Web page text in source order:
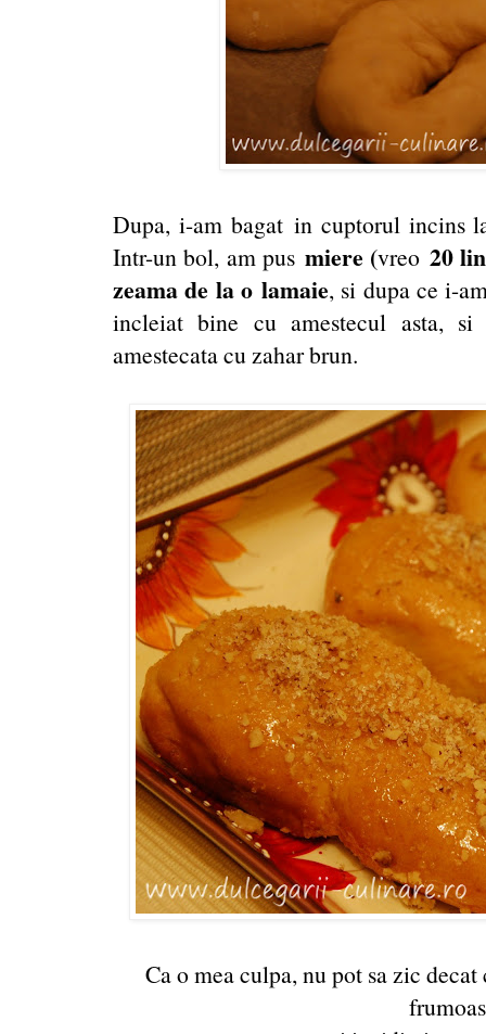
Dupa, i-am bagat in cuptorul incins
Intr-un bol, am pus miere (vreo 20
zeama de la o lamaie, si dupa ce i-
incleiat bine cu amestecul asta,
amestecata cu zahar brun.
Ca o mea culpa, nu pot sa zic decat